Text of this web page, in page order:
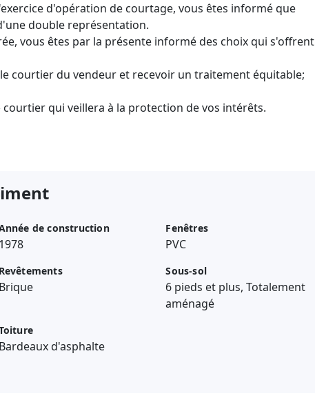
d'opération de courtage, vous êtes informé que
double représentation.
vous êtes par la présente informé des choix qui s'offrent
courtier du vendeur et recevoir un traitement équitable;
qui veillera à la protection de vos intérêts.
de construction
1978
Fenêtres
PVC
Revêtements
Brique
Sous-sol
6 pieds et plus, Totalement
aménagé
Bardeaux d'asphalte